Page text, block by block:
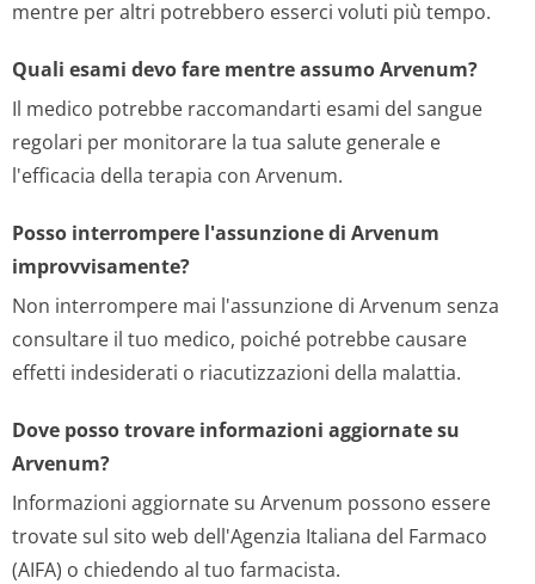
mentre per altri potrebbero esserci voluti più tempo.
Quali esami devo fare mentre assumo Arvenum?
Il medico potrebbe raccomandarti esami del sangue
regolari per monitorare la tua salute generale e
l'efficacia della terapia con Arvenum.
Posso interrompere l'assunzione di Arvenum
improvvisamente?
Non interrompere mai l'assunzione di Arvenum senza
consultare il tuo medico, poiché potrebbe causare
effetti indesiderati o riacutizzazioni della malattia.
Dove posso trovare informazioni aggiornate su
Arvenum?
Informazioni aggiornate su Arvenum possono essere
trovate sul sito web dell'Agenzia Italiana del Farmaco
(AIFA) o chiedendo al tuo farmacista.